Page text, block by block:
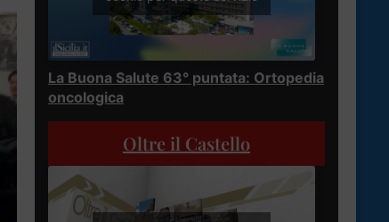
La Buona Salute 63° puntata: Ortopedia
oncologica
Oltre il Castello